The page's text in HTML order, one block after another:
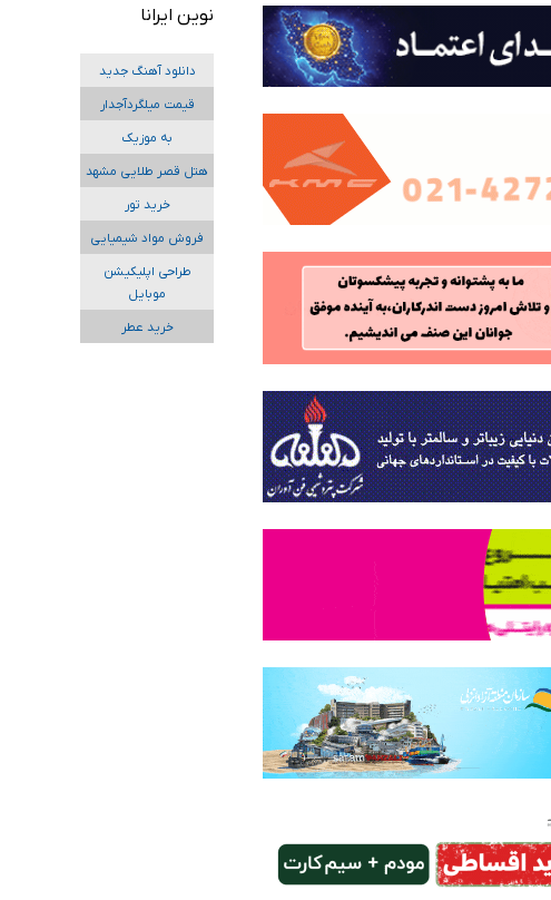
نوین ایرانا
دانلود آهنگ جدید
قیمت میلگردآجدار
به موزیک
هتل قصر طلایی مشهد
خرید تور
فروش مواد شیمیایی
طراحی اپلیکیشن
موبایل
خرید عطر